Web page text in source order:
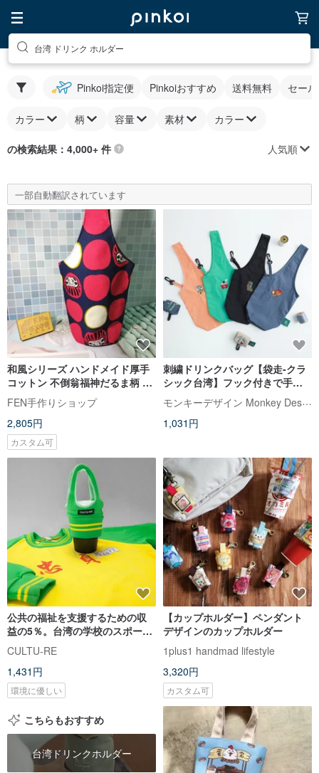
台湾 ドリンク ホルダー
Pinkoi指定便 Pinkoiおすすめ 送料無料 セー
カラー 柄 容量 素材 カラー
の検索結果：4,000+ 件 人気順
一部自動翻訳されています
和風シリーズ ハンドメイド厚手
コットン 不倒翁福神だるま柄 ア
イスペールカップホルダー - 水筒
ホルダー - ドリンクホルダー - 保
温カップホルダー
FEN手作りショップ
2,805円
カスタム可
刺繍ドリンクバッグ【袋走-クラ
シック台湾】フック付きで手軽
に収納
モンキーデザイン Monkey Design
1,031円
公共の福祉を支援するための収
益の5％。台湾の学校のスポーツ
ウェアのリサイクル飲料バッ
グ。オプションの色。オプショ
ンの誕生日プレゼント
CULTU-RE
1,431円
環境に優しい
【カップホルダー】ペンダント
デザインのカップホルダー
1plus1 handmad lifestyle
3,320円
カスタム可
こちらもおすすめ
台湾ドリンクホルダー